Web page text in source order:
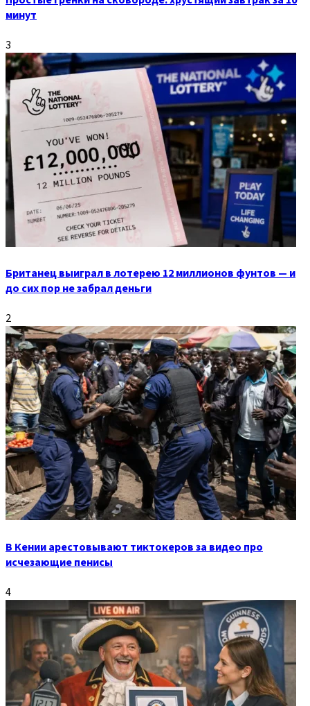
минут
3
Британец выиграл в лотерею 12 миллионов фунтов — и
до сих пор не забрал деньги
2
В Кении арестовывают тиктокеров за видео про
исчезающие пенисы
4